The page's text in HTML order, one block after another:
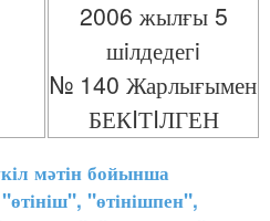
2006 жылғы 5
шiлдедегi
№ 140 Жарлығымен
БЕКIТIЛГЕН
мәтін бойынша
"өтінішпен",